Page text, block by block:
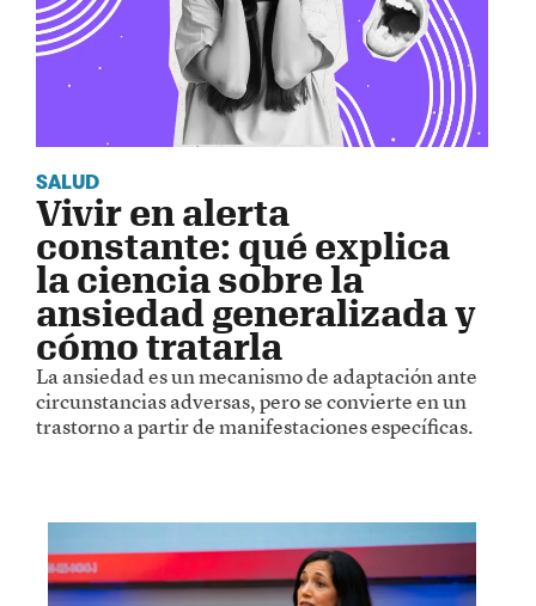
SALUD
Vivir en alerta
constante: qué explica
la ciencia sobre la
ansiedad generalizada y
cómo tratarla
La ansiedad es un mecanismo de adaptación ante
circunstancias adversas, pero se convierte en un
trastorno a partir de manifestaciones específicas.